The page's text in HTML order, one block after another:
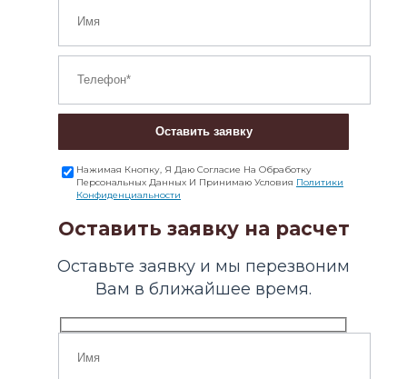
Оставить заявку
Нажимая Кнопку, Я Даю Согласие На Обработку
Персональных Данных И Принимаю Условия Политики
Конфиденциальности
Оставить заявку на расчет
Оставьте заявку и мы перезвоним
Вам в ближайшее время.